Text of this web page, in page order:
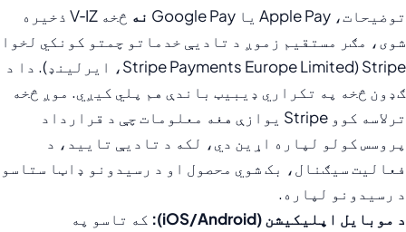
توضیحات، Apple Pay یا Google Pay نه
څخه V‑IZ ذخیره
شوی، مګر مستقیم زموږ د تادیې خدماتو چمتو کونکي لخوا
Stripe (Stripe Payments Europe Limited، ایرلینډ). دا د
ګډون څخه په تکراري ډیبیټ باندې هم پلي کیږي. موږ څخه
ترلاسه کوو Stripe یوازې هغه معلومات چې د قرارداد
پروسس کولو لپاره اړین دي، لکه د تادیې تایید، د
فعالیت سیګنال، بک شوي محصول او د رسیدونو ډاټا ستاسو
د رسیدونو لپاره.
د موبایل اپلیکیشن (iOS/Android):
که تاسو په